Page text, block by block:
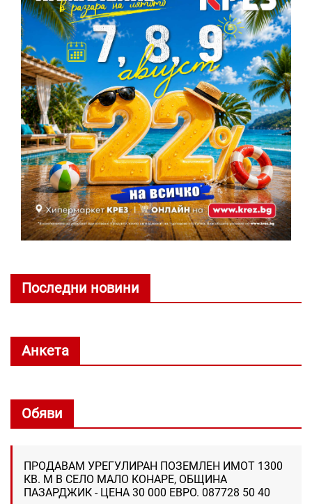
Последни новини
Анкета
Обяви
ПРОДАВАМ УРЕГУЛИРАН ПОЗЕМЛЕН ИМОТ 1300
КВ. М В СЕЛО МАЛО КОНАРЕ, ОБЩИНА
ПАЗАРДЖИК - ЦЕНА 30 000 ЕВРО. 087728 50 40